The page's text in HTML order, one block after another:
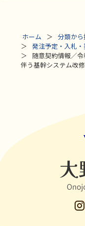
ホーム
分類から
発注予定・入札
随意契約情報／
伴う基幹システム改